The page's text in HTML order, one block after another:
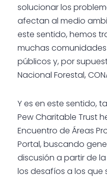
solucionar los
afectan al medio
este sentido, hemos
muchas
públicos y, por
Nacional Forestal,
Y es en este sentido,
Pew Charitable Trust
Encuentro de Áreas
Portal, buscando
discusión a partir de
los desafíos a los que